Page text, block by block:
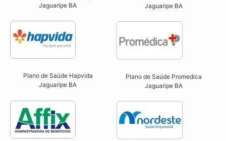
Jaguaripe BA​
Jaguaripe BA​
Plano de Saúde Hapvida
Jaguaripe BA​
Plano de Saúde Promedica
Jaguaripe BA